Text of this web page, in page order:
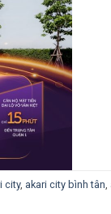
city, akari city bình tân